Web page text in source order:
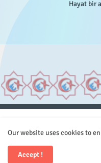
Hayat bir
Our website uses cookies to
Accept !